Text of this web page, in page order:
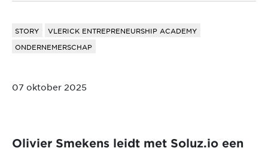
STORY
VLERICK ENTREPRENEURSHIP ACADEMY
ONDERNEMERSCHAP
07 oktober 2025
Olivier Smekens leidt met Soluz.io een